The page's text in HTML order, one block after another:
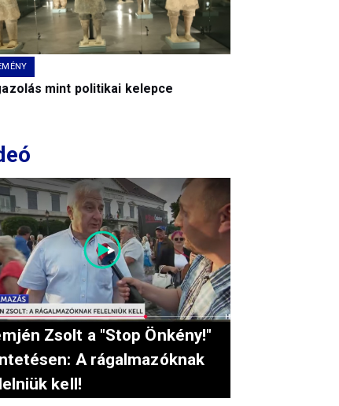
mint politikai kelepce
Zsolt a "Stop Önkény!"
A rágalmazóknak
kell!